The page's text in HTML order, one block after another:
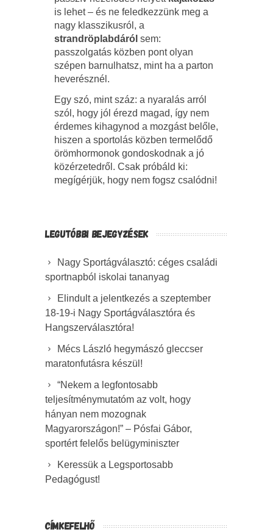
is lehet – és ne feledkezzünk meg a
nagy klasszikusról, a
strandröplabdáról sem:
passzolgatás közben pont olyan
szépen barnulhatsz, mint ha a parton
heverésznél.
Egy szó, mint száz: a nyaralás arról
szól, hogy jól érezd magad, így nem
érdemes kihagynod a mozgást belőle,
hiszen a sportolás közben termelődő
örömhormonok gondoskodnak a jó
közérzetedről. Csak próbáld ki:
megígérjük, hogy nem fogsz csalódni!
LEGUTÓBBI BEJEGYZÉSEK
Nagy Sportágválasztó: céges családi
sportnapból iskolai tananyag
Elindult a jelentkezés a szeptember
18-19-i Nagy Sportágválasztóra és
Hangszerválasztóra!
Mécs László hegymászó gleccser
maratonfutásra készül!
“Nekem a legfontosabb
teljesítménymutatóm az volt, hogy
hányan nem mozognak
Magyarországon!” – Pósfai Gábor,
sportért felelős belügyminiszter
Keressük a Legsportosabb
Pedagógust!
CÍMKEFELHŐ